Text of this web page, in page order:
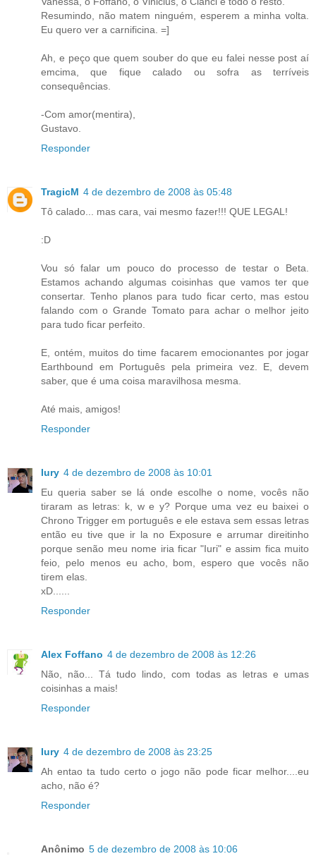
Resumindo, não matem ninguém, esperem a minha volta.
Eu quero ver a carnificina. =]
Ah, e peço que quem souber do que eu falei nesse post aí
emcima, que fique calado ou sofra as terríveis
consequências.
-Com amor(mentira),
Gustavo.
Responder
TragicM 4 de dezembro de 2008 às 05:48
Tô calado... mas cara, vai mesmo fazer!!! QUE LEGAL!
:D
Vou só falar um pouco do processo de testar o Beta.
Estamos achando algumas coisinhas que vamos ter que
consertar. Tenho planos para tudo ficar certo, mas estou
falando com o Grande Tomato para achar o melhor jeito
para tudo ficar perfeito.
E, ontém, muitos do time facarem emocionantes por jogar
Earthbound em Português pela primeira vez. E, devem
saber, que é uma coisa maravilhosa mesma.
Até mais, amigos!
Responder
Iury 4 de dezembro de 2008 às 10:01
Eu queria saber se lá onde escolhe o nome, vocês não
tiraram as letras: k, w e y? Porque uma vez eu baixei o
Chrono Trigger em português e ele estava sem essas letras
então eu tive que ir la no Exposure e arrumar direitinho
porque senão meu nome iria ficar "Iuri" e assim fica muito
feio, pelo menos eu acho, bom, espero que vocês não
tirem elas.
xD......
Responder
Alex Foffano 4 de dezembro de 2008 às 12:26
Não, não... Tá tudo lindo, com todas as letras e umas
coisinhas a mais!
Responder
Iury 4 de dezembro de 2008 às 23:25
Ah entao ta tudo certo o jogo não pode ficar melhor....eu
acho, não é?
Responder
Anônimo 5 de dezembro de 2008 às 10:06